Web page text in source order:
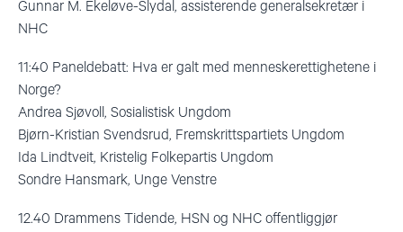
Gunnar M. Ekeløve-Slydal, assisterende generalsekretær i
NHC
11:40 Paneldebatt: Hva er galt med menneskerettighetene i
Norge?
Andrea Sjøvoll, Sosialistisk Ungdom
Bjørn-Kristian Svendsrud, Fremskrittspartiets Ungdom
Ida Lindtveit, Kristelig Folkepartis Ungdom
Sondre Hansmark, Unge Venstre
12.40 Drammens Tidende, HSN og NHC offentliggjør